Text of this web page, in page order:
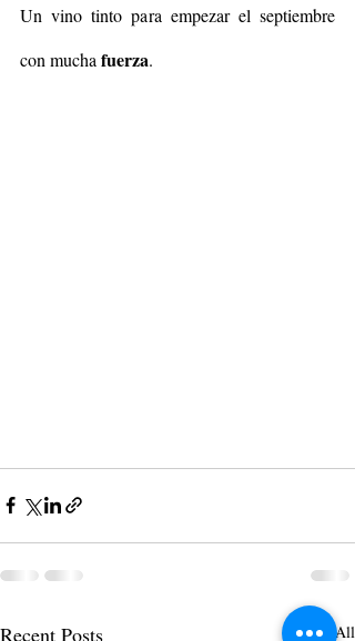
Un vino tinto para empezar el septiembre
con mucha fuerza.
Recent Posts See All